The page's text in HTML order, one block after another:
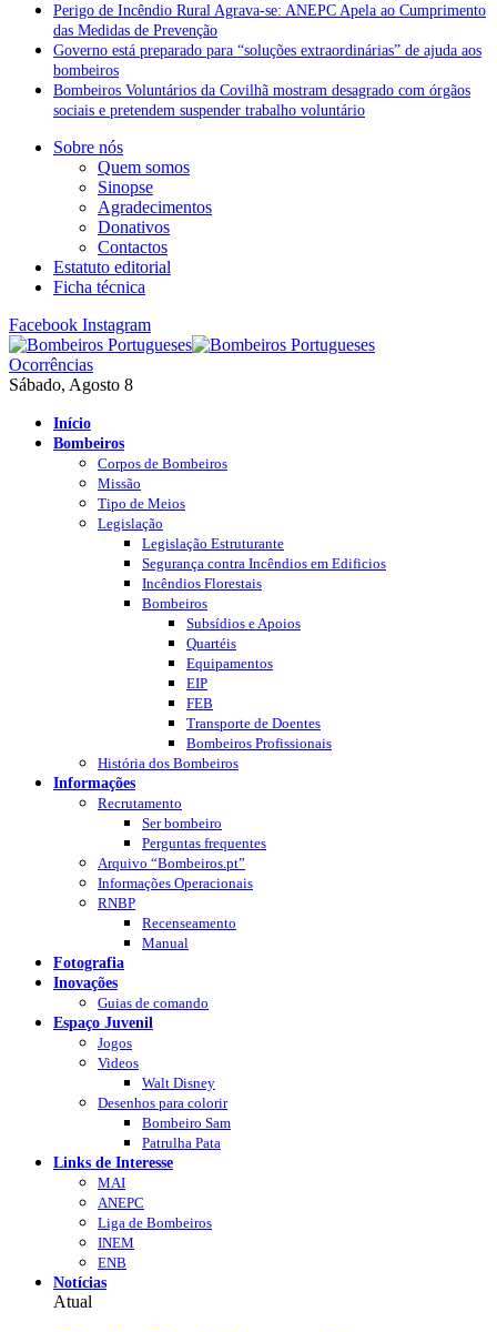
Perigo de Incêndio Rural Agrava-se: ANEPC Apela ao Cumprimento
das Medidas de Prevenção
Governo está preparado para “soluções extraordinárias” de ajuda aos
bombeiros
Bombeiros Voluntários da Covilhã mostram desagrado com órgãos
sociais e pretendem suspender trabalho voluntário
Sobre nós
Quem somos
Sinopse
Agradecimentos
Donativos
Contactos
Estatuto editorial
Ficha técnica
Facebook Instagram
Ocorrências
Sábado, Agosto 8
Início
Bombeiros
Corpos de Bombeiros
Missão
Tipo de Meios
Legislação
Legislação Estruturante
Segurança contra Incêndios em Edificios
Incêndios Florestais
Bombeiros
Subsídios e Apoios
Quartéis
Equipamentos
EIP
FEB
Transporte de Doentes
Bombeiros Profissionais
História dos Bombeiros
Informações
Recrutamento
Ser bombeiro
Perguntas frequentes
Arquivo “Bombeiros.pt”
Informações Operacionais
RNBP
Recenseamento
Manual
Fotografia
Inovações
Guias de comando
Espaço Juvenil
Jogos
Videos
Walt Disney
Desenhos para colorir
Bombeiro Sam
Patrulha Pata
Links de Interesse
MAI
ANEPC
Liga de Bombeiros
INEM
ENB
Notícias
Atual